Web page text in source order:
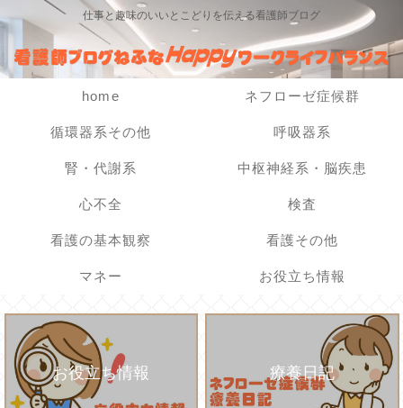
仕事と趣味のいいとこどりを伝える看護師ブログ
home ネフローゼ症候群
循環器系その他 呼吸器系
腎・代謝系 中枢神経系・脳疾患
心不全 検査
看護の基本観察 看護その他
マネー お役立ち情報
お役立ち情報 療養日記